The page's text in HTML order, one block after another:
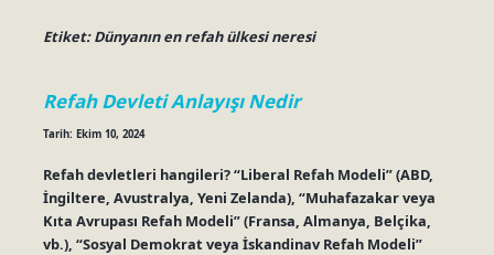
Etiket:Dünyanın en refah ülkesi neresi
Refah Devleti Anlayışı Nedir
Tarih: Ekim 10, 2024
Refah devletleri hangileri? “Liberal Refah Modeli” (ABD,
İngiltere, Avustralya, Yeni Zelanda), “Muhafazakar veya
Kıta Avrupası Refah Modeli” (Fransa, Almanya, Belçika,
vb.), “Sosyal Demokrat veya İskandinav Refah Modeli”